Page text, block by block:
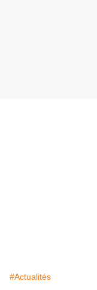
#Actualités